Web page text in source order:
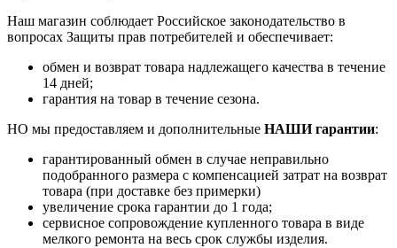
Наш магазин соблюдает Российское законодательство в
вопросах Защиты прав потребителей и обеспечивает:
обмен и возврат товара надлежащего качества в течение
14 дней;
гарантия на товар в течение сезона.
НО мы предоставляем и дополнительные НАШИ гарантии:
гарантированный обмен в случае неправильно
подобранного размера с компенсацией затрат на возврат
товара (при доставке без примерки)
увеличение срока гарантии до 1 года;
сервисное сопровождение купленного товара в виде
мелкого ремонта на весь срок службы изделия.